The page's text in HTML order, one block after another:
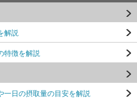
解説
特徴を解説
一日の摂取量の目安を解説